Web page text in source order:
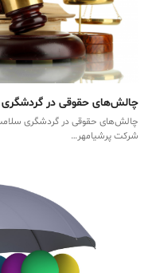
چالش‌های حقوقی در
چالش‌های حقوقی در گردشگری سلامت
شرکت پرشیامهر…